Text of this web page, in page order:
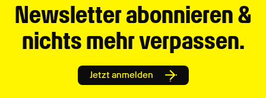
Newsletter abonnieren &
nichts mehr verpassen.
Jetzt anmelden